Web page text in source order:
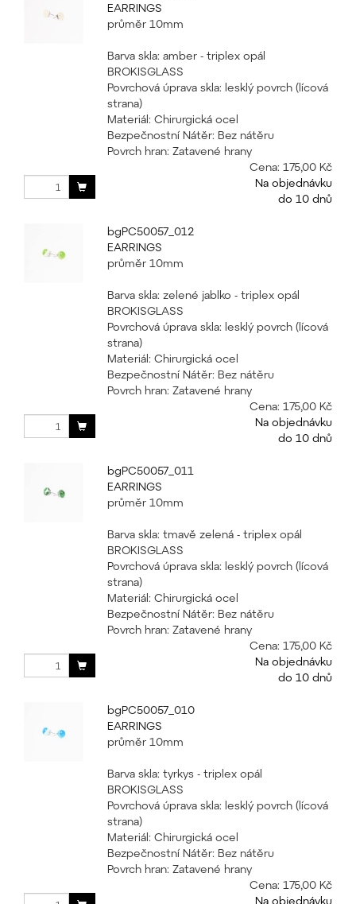
EARRINGS
průměr 10mm
Barva skla: amber - triplex opál
BROKISGLASS
Povrchová úprava skla: lesklý povrch (lícová
strana)
Materiál: Chirurgická ocel
Bezpečnostní Nátěr: Bez nátěru
Povrch hran: Zatavené hrany
Cena: 175,00 Kč
Na objednávku
do 10 dnů
bgPC50057_012
EARRINGS
průměr 10mm
Barva skla: zelené jablko - triplex opál
BROKISGLASS
Povrchová úprava skla: lesklý povrch (lícová
strana)
Materiál: Chirurgická ocel
Bezpečnostní Nátěr: Bez nátěru
Povrch hran: Zatavené hrany
Cena: 175,00 Kč
Na objednávku
do 10 dnů
bgPC50057_011
EARRINGS
průměr 10mm
Barva skla: tmavě zelená - triplex opál
BROKISGLASS
Povrchová úprava skla: lesklý povrch (lícová
strana)
Materiál: Chirurgická ocel
Bezpečnostní Nátěr: Bez nátěru
Povrch hran: Zatavené hrany
Cena: 175,00 Kč
Na objednávku
do 10 dnů
bgPC50057_010
EARRINGS
průměr 10mm
Barva skla: tyrkys - triplex opál
BROKISGLASS
Povrchová úprava skla: lesklý povrch (lícová
strana)
Materiál: Chirurgická ocel
Bezpečnostní Nátěr: Bez nátěru
Povrch hran: Zatavené hrany
Cena: 175,00 Kč
Na objednávku